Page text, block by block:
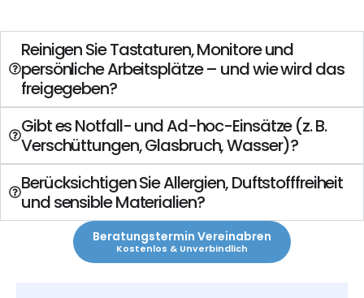
Reinigen Sie Tastaturen, Monitore und
persönliche Arbeitsplätze – und wie wird das
freigegeben?
Gibt es Notfall- und Ad-hoc-Einsätze (z. B.
Verschüttungen, Glasbruch, Wasser)?
Berücksichtigen Sie Allergien, Duftstofffreiheit
und sensible Materialien?
Beratungstermin Vereinabren
Kostenlos & Unverbindlich